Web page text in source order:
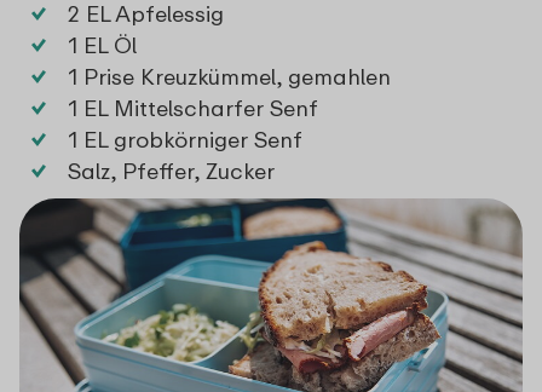
2 EL Apfelessig
1 EL Öl
1 Prise Kreuzkümmel, gemahlen
1 EL Mittelscharfer Senf
1 EL grobkörniger Senf
Salz, Pfeffer, Zucker